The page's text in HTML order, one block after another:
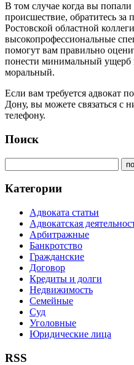
В том случае когда вы
происшествие, обратитесь
Ростовской областной
высокопрофессиональные
помогут вам правильно
понести минимальный ущерб
моральный.
Если вам требуется адвокат
Дону, вы можете связаться с
телефону.
Поиск
Категории
Адвоката статьи
Адвокатская
Арбитражные
Банкротство
Гражданские
Договор
Кредиты и долги
Недвижимость
Семейные
Суд
Уголовные
Юридические лица
RSS